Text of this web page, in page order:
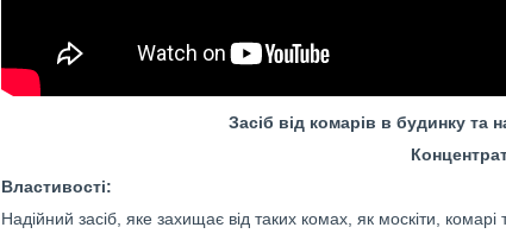
Засіб від комарів в будинку та
Властивості:
Надійний засіб, яке захищає від таких комах, як москіти, комарі